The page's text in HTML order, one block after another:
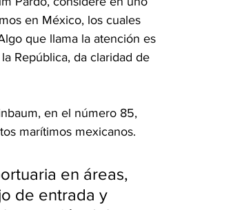
en México, los cuales
que llama la atención es
República, da claridad de
en el número 85,
marítimos mexicanos.
en áreas,
de entrada y